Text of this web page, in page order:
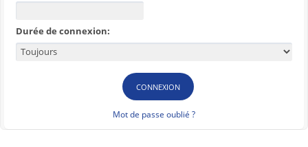
Durée de connexion:
Mot de passe oublié ?